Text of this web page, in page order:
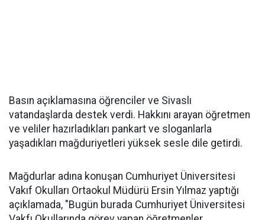
Basın açıklamasına öğrenciler ve Sivaslı
vatandaşlarda destek verdi. Hakkını arayan öğretmen
ve veliler hazırladıkları pankart ve sloganlarla
yaşadıkları mağduriyetleri yüksek sesle dile getirdi.
Mağdurlar adına konuşan Cumhuriyet Üniversitesi
Vakıf Okulları Ortaokul Müdürü Ersin Yılmaz yaptığı
açıklamada, "Bugün burada Cumhuriyet Üniversitesi